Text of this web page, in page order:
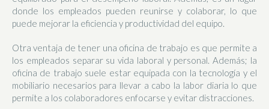
donde los empleados pueden reunirse y colaborar, lo que
puede mejorar la eficiencia y productividad del equipo.
Otra ventaja de tener una oficina de trabajo es que permite a
los empleados separar su vida laboral y personal. Además; la
oficina de trabajo suele estar equipada con la tecnología y el
mobiliario necesarios para llevar a cabo la labor diaria lo que
permite a los colaboradores enfocarse y evitar distracciones.